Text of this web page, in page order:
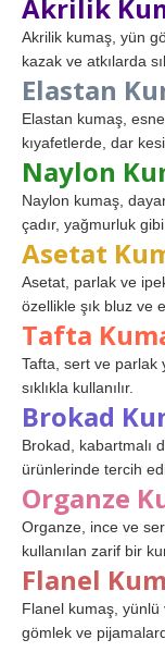
Akrilik
Akrilik kumaş, yün
kazak ve atkılarda
Elastan
Elastan kumaş,
kıyafetlerde, dar
Naylon
Naylon kumaş,
çadır, yağmurluk
Asetat
Asetat, parlak ve
özellikle şık bluz ve
Tafta
Tafta, sert ve parlak
sıklıkla kullanılır.
Brokad
Brokad, kabartmalı
ürünlerinde tercih
Organze
Organze, ince ve
kullanılan zarif bir
Flanel
Flanel kumaş, yünlü
gömlek ve